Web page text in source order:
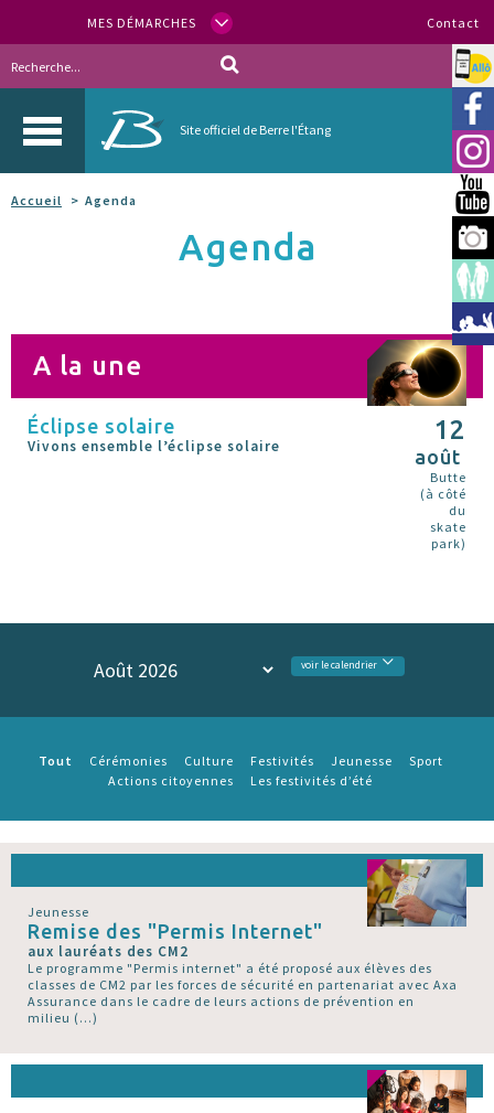
MES DÉMARCHES Contact
Site officiel de Berre l'Étang
Allo
Accueil Agenda
Agenda
A la une
Éclipse solaire
Vivons ensemble l’éclipse solaire
12
août
Butte
(à côté
du
skate
park)
voir le calendrier
Tout Cérémonies Culture Festivités Jeunesse
Sport
Actions citoyennes
Les festivités d’été
Jeunesse
Remise des "Permis Internet"
aux lauréats des CM2
Le programme "Permis internet" a été proposé aux élèves des
classes de CM2 par les forces de sécurité en partenariat avec Axa
Assurance dans le cadre de leurs actions de prévention en
milieu (…)